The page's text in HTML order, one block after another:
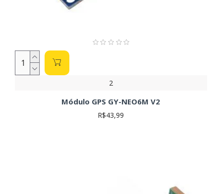
circuito impresso, facilitando a soldagem manual e o
Parâmetros Importantes na Escolha do Módulo
GPS:
determina a capacidade de receber sinais mesmo em
condições de baixa intensidade de sinal (ex: ambientes
adequada para a sua aplicação, considerando a
2
Módulo GPS GY-NEO6M V2
R$43,99